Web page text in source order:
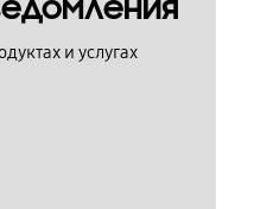
и услугах